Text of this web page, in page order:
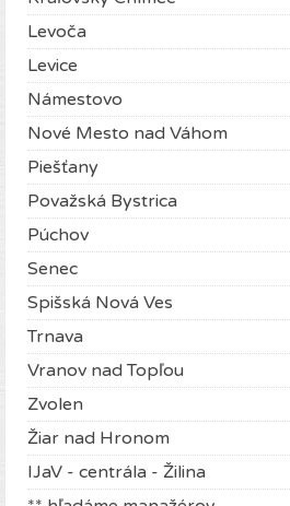
Levoča
Levice
Námestovo
Nové Mesto nad Váhom
Piešťany
Považská Bystrica
Púchov
Senec
Spišská Nová Ves
Trnava
Vranov nad Topľou
Zvolen
Žiar nad Hronom
IJaV - centrála - Žilina